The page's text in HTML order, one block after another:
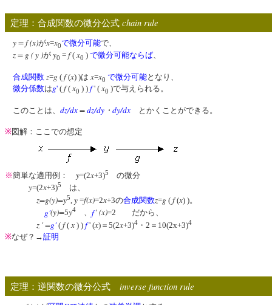
定理：合成関数の微分公式chain rule
y = f (x)がx=x0で微分可能で、
z = g ( y )が y0 = f(x0 ) で微分可能ならば、
合成関数 z=g ( f(x) )は x=x0 で微分可能となり、
微分係数はg' ( f(x0 ) ) f' (x0 )で与えられる。
このことは、 dz/dx=dz/dy ・ dy/dx とかくことができる。
※図解：ここでの想定
※簡単な適用例： y=(2x+3)5 の微分
y=(2x+3)5 は、
z=g(y)=y5, y =f(x)=2x+3の合成関数z=g ( f(x) )。
g'(y)=5y4 、 f ' (x)=2 だから、
z ' =g' ( f(x ) ) f ' (x)＝5(2x+3)4 ・2＝10(2x+3)4
※なぜ？→証明
定理：逆関数の微分公式inverse function rule